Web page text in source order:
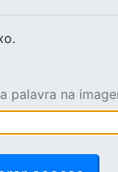
palavra na